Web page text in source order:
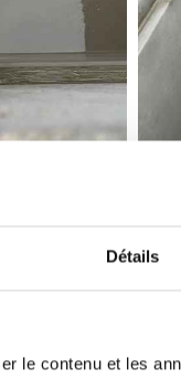
Détails
le contenu et les
de
du jour un